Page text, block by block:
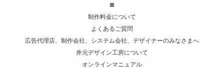
制作料金について
よくあるご質問
広告代理店、制作会社、システム会社、デザイナーのみなさまへ
井元デザイン工房について
オンラインマニュアル